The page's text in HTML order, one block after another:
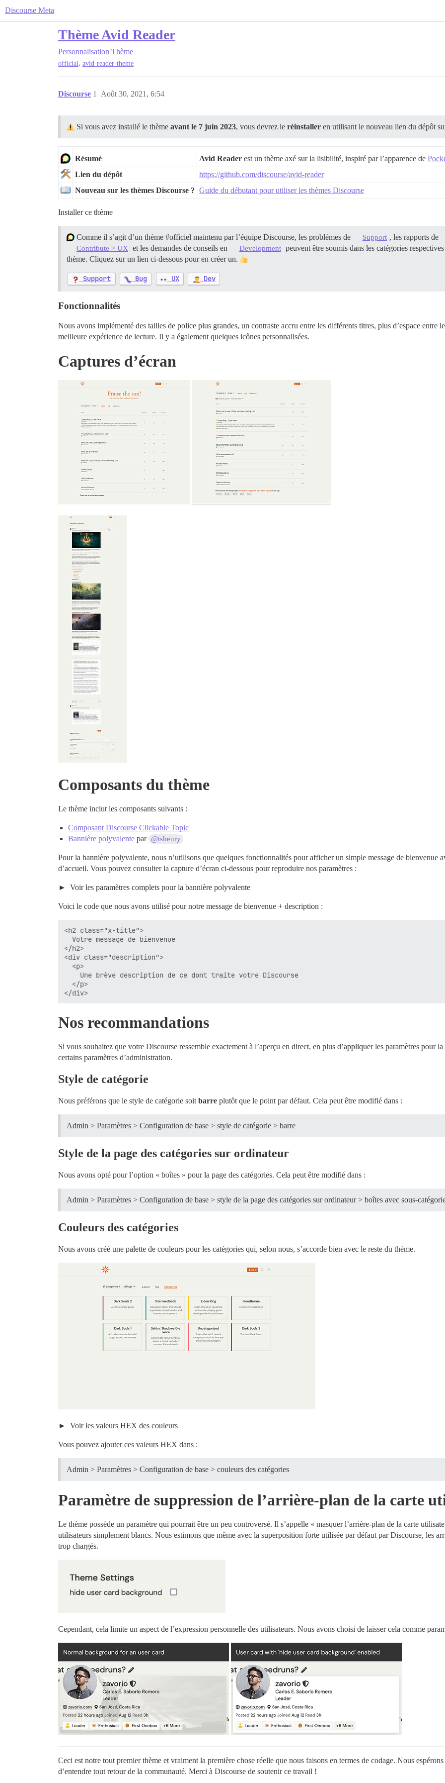
Discourse Meta
Thème Avid Reader
Personnalisation Thème
official, avid-reader-theme
Discourse Août 30, 2021, 6:54
1
Si vous avez installé le thème avant le 7 juin 2023, vous devrez le réinstaller en utilisant le nouveau lien du dépôt
Résumé Avid Reader est un thème axé sur la lisibilité, inspiré par l’apparence de
Lien du dépôt
https://github.com/discourse/avid-reader
Nouveau sur les thèmes Discourse ? Guide du débutant pour utiliser les thèmes Discourse
Installer ce thème
Comme il s’agit d’un thème #officiel maintenu par l’équipe Discourse, les problèmes de Support , les rapports de
Contribute > UX et les demandes de conseils en Development peuvent être soumis dans les catégories
thème. Cliquez sur un lien ci-dessous pour en créer un.
Support Bug UX Dev
Fonctionnalités
Nous avons implémenté des tailles de police plus grandes, un contraste accru entre les différents titres, plus d’espace entre
meilleure expérience de lecture. Il y a également quelques icônes personnalisées.
Captures d’écran
Composants du thème
Le thème inclut les composants suivants :
Composant Discourse Clickable Topic
Bannière polyvalente par @tshenry
Pour la bannière polyvalente, nous n’utilisons que quelques fonctionnalités pour afficher un simple message de bienvenue
d’accueil. Vous pouvez consulter la capture d’écran ci-dessous pour reproduire nos paramètres :
Voir les paramètres complets pour la bannière polyvalente
Voici le code que nous avons utilisé pour notre message de bienvenue + description :
<h2 class="x-title">
  Votre message de bienvenue
</h2>
<div class="description">
  <p>
    Une brève description de ce dont traite votre Discourse
  </p>
Nos recommandations
Si vous souhaitez que votre Discourse ressemble exactement à l’aperçu en direct, en plus d’appliquer les paramètres pour
certains paramètres d’administration.
Style de catégorie
Nous préférons que le style de catégorie soitbarre plutôt que le point par défaut. Cela peut être modifié dans :
Admin > Paramètres > Configuration de base > style de catégorie > barre
Style de la page des catégories sur ordinateur
Nous avons opté pour l’option « boîtes » pour la page des catégories. Cela peut être modifié dans :
Admin > Paramètres > Configuration de base > style de la page des catégories sur ordinateur > boîtes avec sous-
Couleurs des catégories
Nous avons créé une palette de couleurs pour les catégories qui, selon nous, s’accorde bien avec le reste du thème.
Voir les valeurs HEX des couleurs
Vous pouvez ajouter ces valeurs HEX dans :
Admin > Paramètres > Configuration de base > couleurs des catégories
Paramètre de suppression de l’arrière-plan de la carte
Le thème possède un paramètre qui pourrait être un peu controversé. Il s’appelle « masquer l’arrière-plan de la carte
utilisateurs simplement blancs. Nous estimons que même avec la superposition forte utilisée par défaut par Discourse, les
trop chargés.
Cependant, cela limite un aspect de l’expression personnelle des utilisateurs. Nous avons choisi de laisser cela comme
Ceci est notre tout premier thème et vraiment la première chose réelle que nous faisons en termes de codage. Nous
d’entendre tout retour de la communauté. Merci à Discourse de soutenir ce travail !